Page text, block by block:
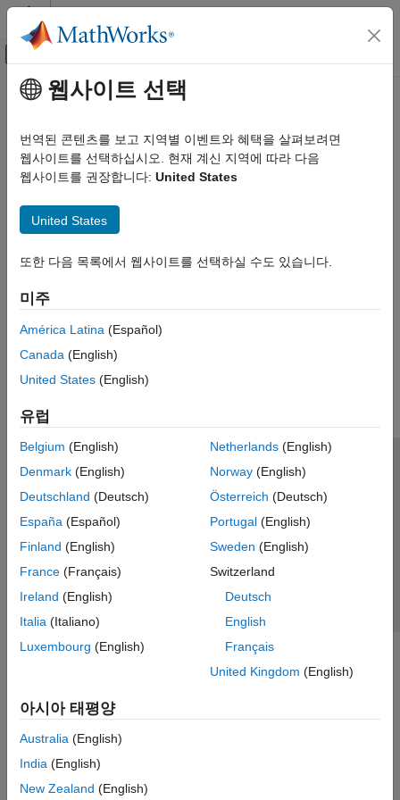
콘텐츠로 바로 가기
오프캔버스 탐색 메뉴 토글
문서 홈
Automotive
카테고리
AUTOSAR Blockset
Get Started with AUTOSAR Blockset
Adaptive Software Component Modeling
Simulation
Software Architecture Modeling
C2000 Microcontroller Blockset
DO Qualification Kit
Embedded Coder
Fixed-Point Designer
MATLAB Coder
Model-Based Calibration Toolbox
RoadRunner
RoadRunner Scenario
주요 콘텐츠
웹사이트 선택
번역된 콘텐츠를 보고 지역별 이벤트와 혜택을 살펴보려면
웹사이트를 선택하십시오. 현재 계신 지역에 따라 다음
웹사이트를 권장합니다: United States
United States
또한 다음 목록에서 웹사이트를 선택하실 수도 있습니다.
미주
América Latina (Español)
Canada (English)
United States (English)
유럽
Belgium (English)
Denmark (English)
Deutschland (Deutsch)
España (Español)
Finland (English)
France (Français)
Ireland (English)
Italia (Italiano)
Luxembourg (English)
Netherlands(English)
Norway(English)
Österreich (Deutsch)
Portugal(English)
Sweden (English)
Switzerland
Deutsch
English
Français
United Kingdom (English)
아시아 태평양
Australia (English)
India (English)
New Zealand (English)
신뢰 센터 등록 상표 개인정보 취급방침
불법 복제 방지
애플리케이션 상태
© 1994-2026 The MathWorks, Inc.